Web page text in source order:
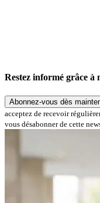
27.05.2026
Restez informé grâce à
Abonnez-vous dès
acceptez de recevoir
vous désabonner de cette